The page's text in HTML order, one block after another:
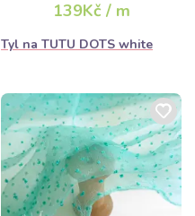
139Kč / m
Tyl na TUTU DOTS white